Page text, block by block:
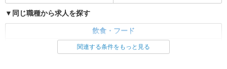
同じ職種から求人を探す
飲食・フード
調理・調理補助・調理師関連する条件をもっと見る